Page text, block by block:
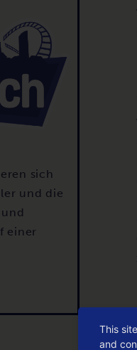
sich
und die
einer
This
and